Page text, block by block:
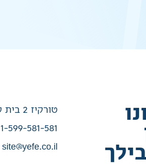
טורקיז 2 בית שמש
1-599-581-581
site@yefe.co.il